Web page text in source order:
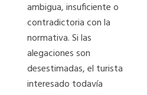
ambigua, insuficiente o
contradictoria con la
normativa. Si las
alegaciones son
desestimadas, el turista
interesado todavía